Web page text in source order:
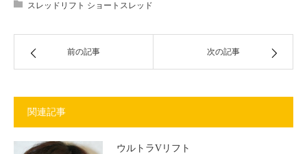
スレッドリフト ショートスレッド
前の記事 次の記事
関連記事
ウルトラVリフト